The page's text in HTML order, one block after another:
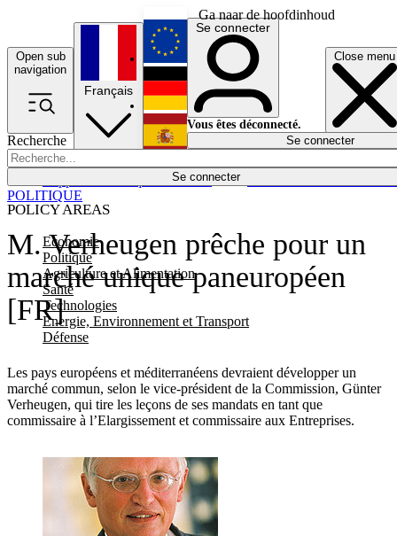
Ga naar de hoofdinhoud
Open sub
navigation
Close menu
Recherche
Se connecter
POLICY AREAS
Economie
Politique
Agriculture et Alimentation
Santé
Technologies
Energie, Environnement et Transport
Défense
Économie
Français
English
Deutsch
Español
Se connecter
Vous êtes déconnecté.
Se connecter
M. Verheugen prêche pour un
marché unique paneuropéen
[FR]
Les pays européens et méditerranéens devraient développer un
marché commun, selon le vice-président de la Commission, Günter
Verheugen, qui tire les leçons de ses mandats en tant que
commissaire à l’Elargissement et commissaire aux Entreprises.
POLITIQUE